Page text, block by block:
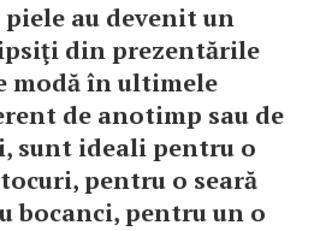
au devenit un
din prezentările
modă în ultimele
de anotimp sau de
sunt ideali pentru o
pentru o seară
bocanci, pentru un o